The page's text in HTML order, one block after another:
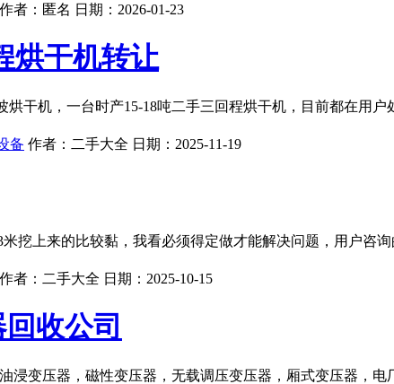
作者： 匿名 日期： 2026-01-23
烘干机转让
干机，一台时产15-18吨二手三回程烘干机，目前都在用
备 作者： 二手大全 日期： 2025-11-19
挖上来的比较黏，我看必须得定做才能解决问题，用户咨
作者： 二手大全 日期： 2025-10-15
收公司
浸变压器，磁性变压器，无载调压变压器，厢式变压器，